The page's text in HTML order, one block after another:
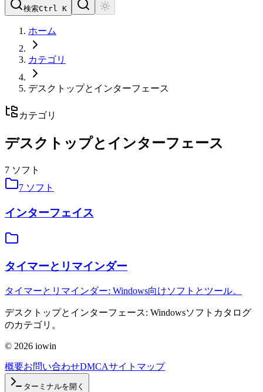
検索Ctrl K
ホーム
カテゴリ
デスクトップとインターフェース
カテゴリ
デスクトップとインターフェース
7 ソフト
7 ソフト
インターフェイス
タイマーとリマインダー
タイマーとリマインダー: Windows向けソフトとツール。
デスクトップとインターフェース: Windowsソフトカタログ
のカテゴリ。
© 2026 iowin
概要お問い合わせDMCAサイトマップ
ターミナルを開く